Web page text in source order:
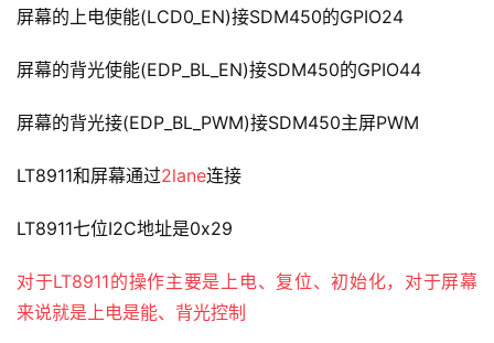
屏幕的上电使能(LCD0_EN)接SDM450的GPIO24
屏幕的背光使能(EDP_BL_EN)接SDM450的GPIO44
屏幕的背光接(EDP_BL_PWM)接SDM450主屏PWM
LT8911和屏幕通过2lane连接
LT8911七位I2C地址是0x29
对于LT8911的操作主要是上电、复位、初始化，对于屏幕
来说就是上电是能、背光控制